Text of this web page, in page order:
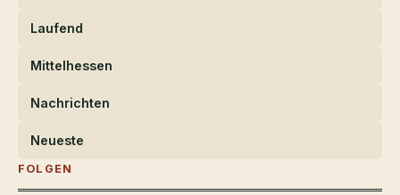
Laufend
Mittelhessen
Nachrichten
Neueste
FOLGEN